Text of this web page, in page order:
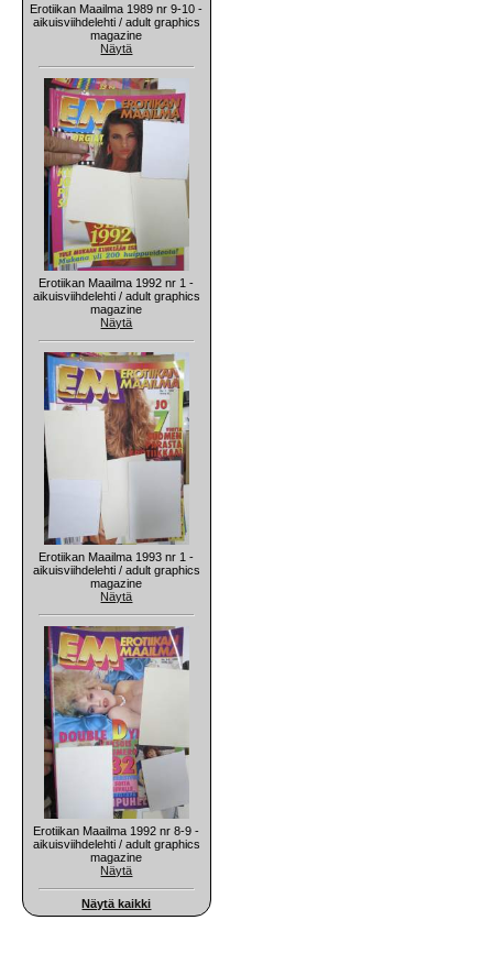
Erotiikan Maailma 1989 nr 9-10 -
aikuisviihdelehti / adult graphics
magazine
Näytä
Erotiikan Maailma 1992 nr 1 -
aikuisviihdelehti / adult graphics
magazine
Näytä
Erotiikan Maailma 1993 nr 1 -
aikuisviihdelehti / adult graphics
magazine
Näytä
Erotiikan Maailma 1992 nr 8-9 -
aikuisviihdelehti / adult graphics
magazine
Näytä
Näytä kaikki